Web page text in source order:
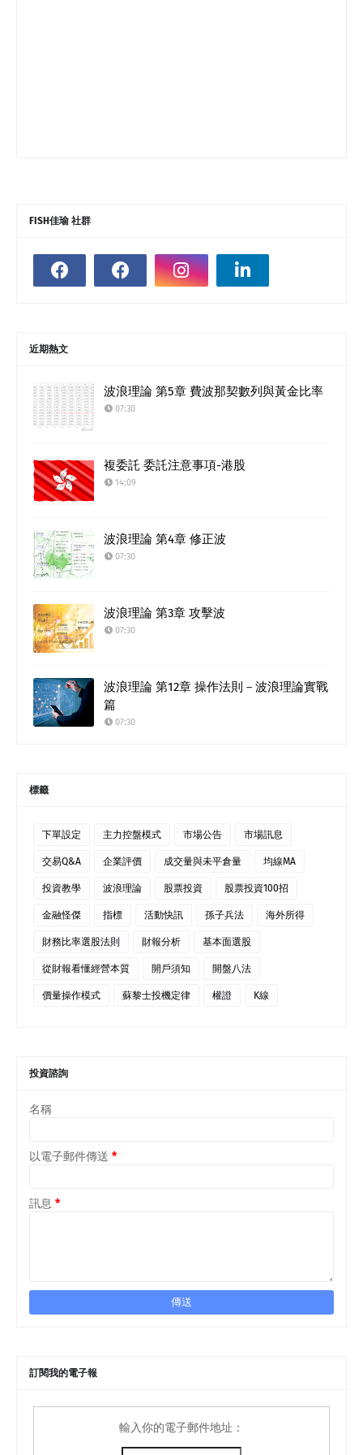
FISH佳瑜 社群
近期熱文
波浪理論 第5章 費波那契數列與黃金比率
07:30
複委託 委託注意事項-港股
14:09
波浪理論 第4章 修正波
07:30
波浪理論 第3章 攻擊波
07:30
波浪理論 第12章 操作法則－波浪理論實戰
篇
07:30
標籤
下單設定 主力控盤模式 市場公告 市場訊息
交易Q&A 企業評價 成交量與未平倉量 均線MA
投資教學 波浪理論 股票投資 股票投資100招
金融怪傑 指標 活動快訊 孫子兵法 海外所得
財務比率選股法則 財報分析 基本面選股
從財報看懂經營本質 開戶須知 開盤八法
價量操作模式 蘇黎士投機定律 權證 K線
投資諮詢
名稱
以電子郵件傳送 *
訊息 *
訂閱我的電子報
輸入你的電子郵件地址：